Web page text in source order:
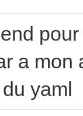
a mon
yaml